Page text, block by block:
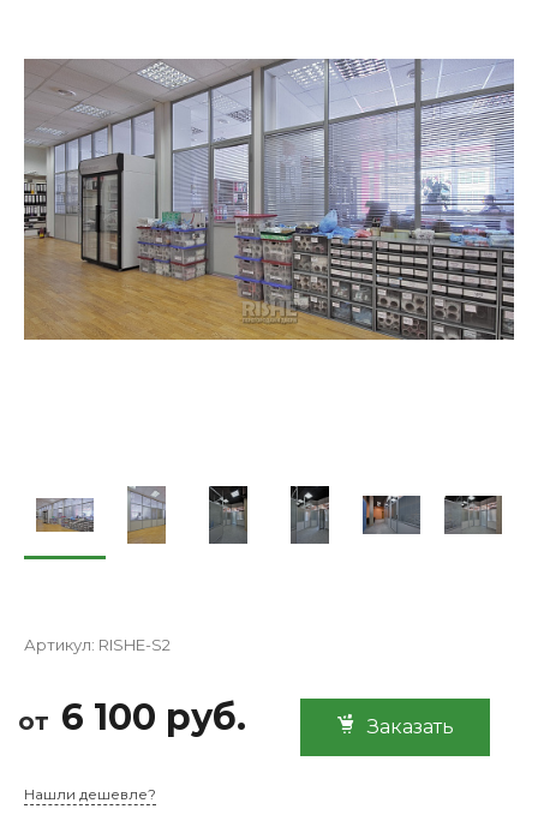
Артикул: RISHE-S2
от 6 100 руб. Заказать
Нашли дешевле?